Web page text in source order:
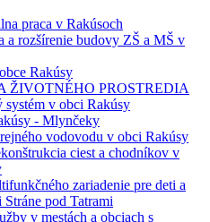
praca v Rakúsoch
a rozšírenie budovy ZŠ a MŠ v
Rakúsy
ŽIVOTNÉHO PROSTREDIA
systém v obci Rakúsy
- Mlynčeky
vodovodu v obci Rakúsy
ciest a chodníkov v
zariadenie pre deti a
pod Tatrami
v mestách a obciach s